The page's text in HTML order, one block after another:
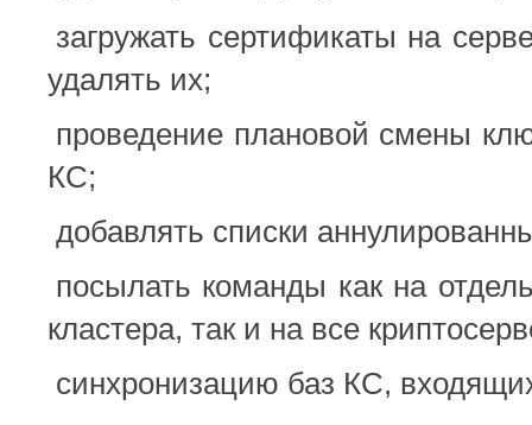
загружать сертификаты на
удалять их;
проведение плановой смены
КС;
добавлять списки
посылать команды как на
кластера, так и на все
синхронизацию баз КС,